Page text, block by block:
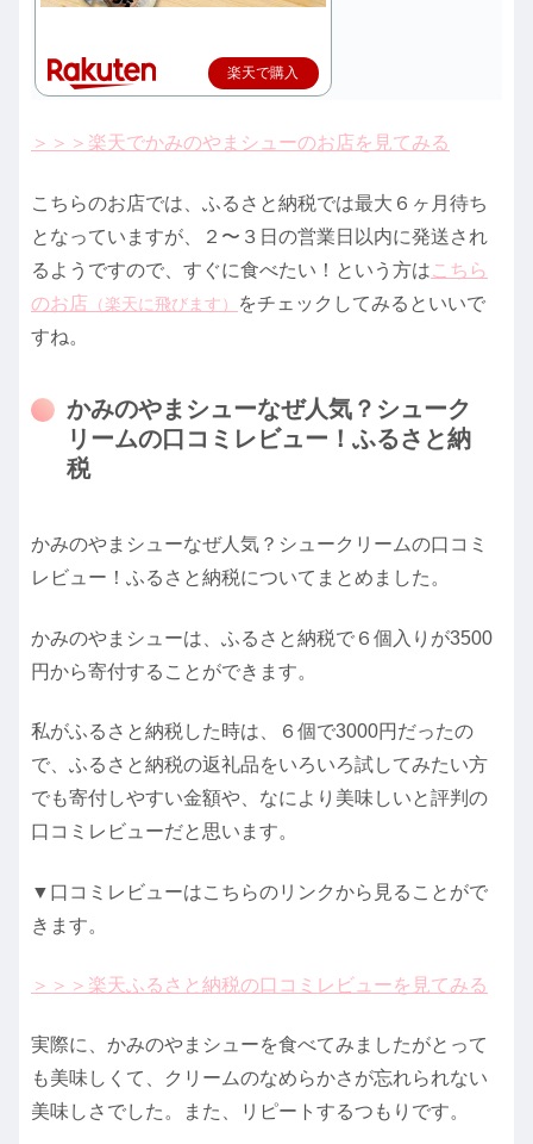
楽天で購入
＞＞＞楽天でかみのやまシューのお店を見てみる
こちらのお店では、ふるさと納税では最大６ヶ月待ち
となっていますが、２〜３日の営業日以内に発送され
るようですので、すぐに食べたい！という方はこちら
のお店 （楽天に飛びます）
をチェックしてみるといいで
すね。
かみのやまシューなぜ人気？シューク
リームの口コミレビュー！ふるさと納
税
かみのやまシューなぜ人気？シュークリームの口コミ
レビュー！ふるさと納税についてまとめました。
かみのやまシューは、ふるさと納税で６個入りが3500
円から寄付することができます。
私がふるさと納税した時は、６個で3000円だったの
で、ふるさと納税の返礼品をいろいろ試してみたい方
でも寄付しやすい金額や、なにより美味しいと評判の
口コミレビューだと思います。
▼口コミレビューはこちらのリンクから見ることがで
きます。
＞＞＞楽天ふるさと納税の口コミレビューを見てみる
実際に、かみのやまシューを食べてみましたがとって
も美味しくて、クリームのなめらかさが忘れられない
美味しさでした。また、リピートするつもりです。